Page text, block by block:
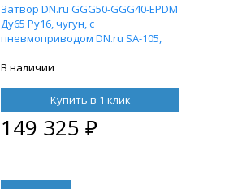
Затвор DN.ru GGG50-GGG40-EPDM
Ду65 Ру16, чугун, с
пневмоприводом DN.ru SA-105,
24В, БКВ APL-210N, ручным
фильтром AFC2000
В наличии
Купить в 1 клик
149 325 ₽